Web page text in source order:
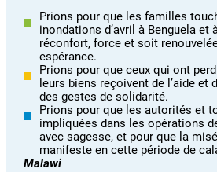
Prions pour que les familles
inondations d’avril à Benguela et
réconfort, force et soit
espérance.
Prions pour que ceux qui ont
leurs biens reçoivent de l’aide et
des gestes de solidarité.
Prions pour que les autorités et
impliquées dans les opérations
avec sagesse, et pour que la
manifeste en cette période de
Malawi